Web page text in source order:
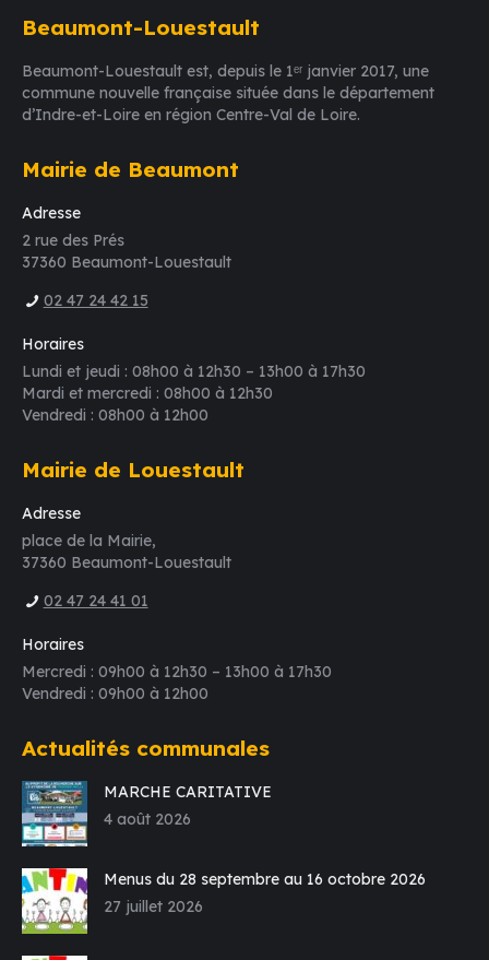
Beaumont-Louestault
Beaumont-Louestault est, depuis le 1ᵉʳ janvier 2017, une
commune nouvelle française située dans le département
d’Indre-et-Loire en région Centre-Val de Loire.
Mairie de Beaumont
Adresse
2 rue des Prés
37360 Beaumont-Louestault
02 47 24 42 15
Horaires
Lundi et jeudi : 08h00 à 12h30 – 13h00 à 17h30
Mardi et mercredi : 08h00 à 12h30
Vendredi : 08h00 à 12h00
Mairie de Louestault
Adresse
place de la Mairie,
37360 Beaumont-Louestault
02 47 24 41 01
Horaires
Mercredi : 09h00 à 12h30 – 13h00 à 17h30
Vendredi : 09h00 à 12h00
Actualités communales
MARCHE CARITATIVE
4 août 2026
Menus du 28 septembre au 16 octobre 2026
27 juillet 2026